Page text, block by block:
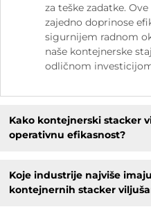
za teške zadatke.
zajedno doprinose
sigurnijem radnom
naše kontejnerske
odličnom
Kako kontejnerski stacker
operativnu efikasnost?
Koje industrije najviše
kontejnernih stacker